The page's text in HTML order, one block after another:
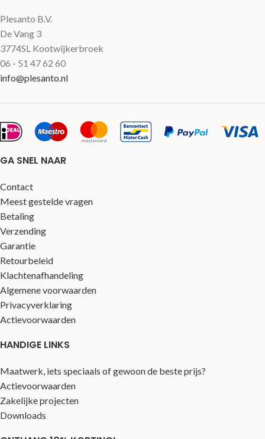
Plesanto B.V.
De Vang 3
3774SL Kootwijkerbroek
06 - 51 47 62 60
info@plesanto.nl
GA SNEL NAAR
Contact
Meest gestelde vragen
Betaling
Verzending
Garantie
Retourbeleid
Klachtenafhandeling
Algemene voorwaarden
Privacyverklaring
Actievoorwaarden
HANDIGE LINKS
Maatwerk, iets speciaals of gewoon de beste prijs?
Actievoorwaarden
Zakelijke projecten
Downloads